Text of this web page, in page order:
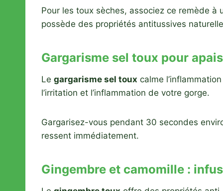
Pour les toux sèches, associez ce remède
possède des propriétés antitussives
Gargarisme sel toux pour
Le gargarisme sel toux calme
l’irritation et l’inflammation de votre gorge.
Gargarisez-vous pendant 30 secondes
ressent immédiatement.
Gingembre et camomille :